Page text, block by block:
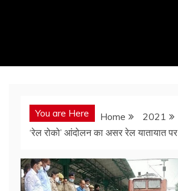
You are Here Home 2021
‘रेल रोको’ आंदोलन का असर रेल यातायात पर